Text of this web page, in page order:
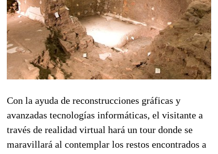
Con la ayuda de reconstrucciones gráficas y
avanzadas tecnologías informáticas, el visitante a
través de realidad virtual hará un tour donde se
maravillará al contemplar los restos encontrados a